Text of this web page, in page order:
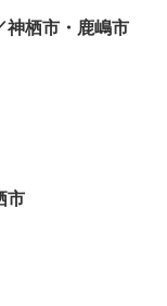
神栖市・鹿嶋市
市